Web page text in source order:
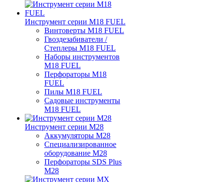
Инструмент серии M18 FUEL
Винтоверты M18 FUEL
Гвоздезабиватели /
Степлеры M18 FUEL
Наборы инструментов
M18 FUEL
Перфораторы M18
FUEL
Пилы M18 FUEL
Садовые инструменты
M18 FUEL
Инструмент серии M28
Аккумуляторы M28
Специализированное
оборудование M28
Перфораторы SDS Plus
M28